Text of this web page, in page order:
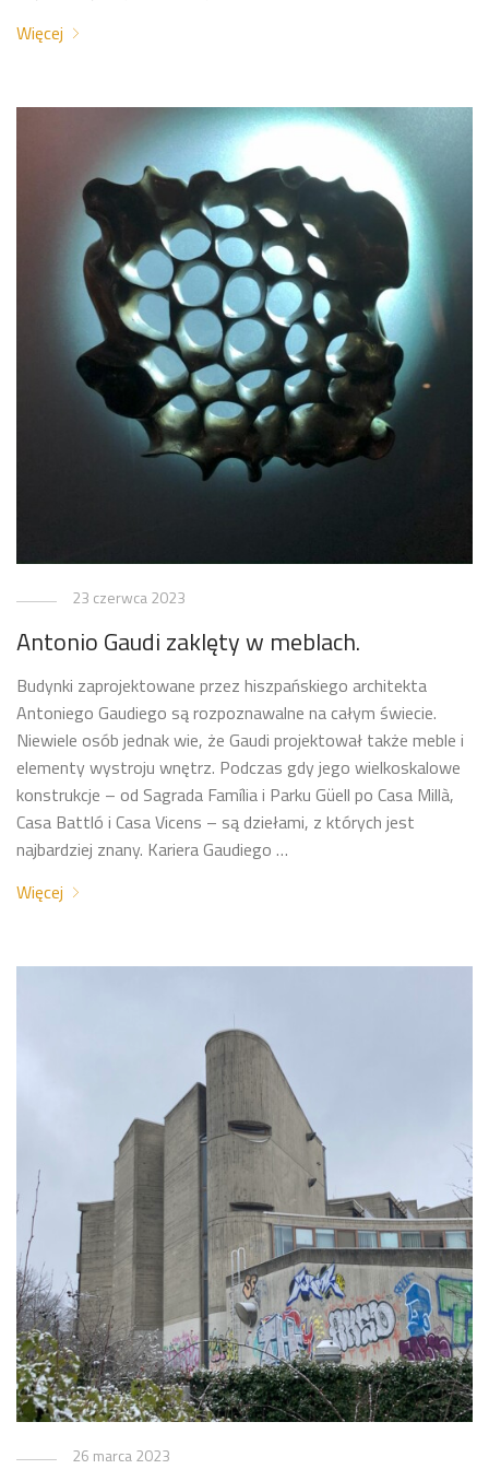
Więcej
23 czerwca 2023
Antonio Gaudi zaklęty w meblach.
Budynki zaprojektowane przez hiszpańskiego architekta
Antoniego Gaudiego są rozpoznawalne na całym świecie.
Niewiele osób jednak wie, że Gaudi projektował także meble i
elementy wystroju wnętrz. Podczas gdy jego wielkoskalowe
konstrukcje – od Sagrada Família i Parku Güell po Casa Millà,
Casa Battló i Casa Vicens – są dziełami, z których jest
najbardziej znany. Kariera Gaudiego …
Więcej
26 marca 2023